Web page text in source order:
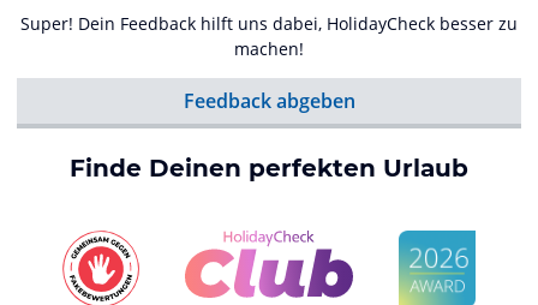
Super! Dein Feedback hilft uns dabei, HolidayCheck besser zu
machen!
Feedback abgeben
Finde Deinen perfekten Urlaub